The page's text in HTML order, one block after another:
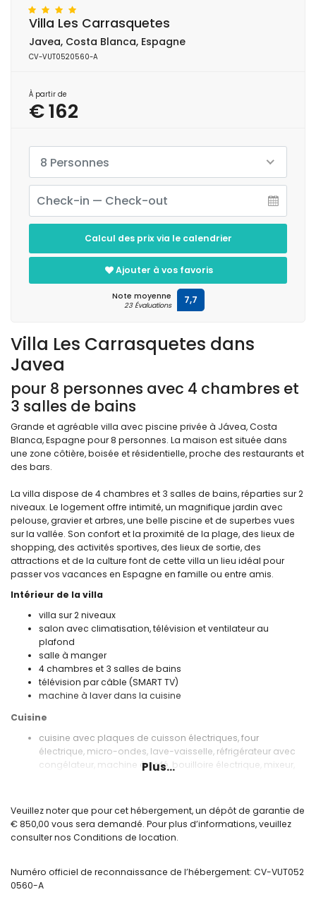
Villa Les Carrasquetes dans
Javea
pour 8 personnes avec 4 chambres et
3 salles de bains
Grande et agréable villa avec piscine privée à Jávea, Costa
Blanca, Espagne pour 8 personnes. La maison est située dans
une zone côtière, boisée et résidentielle, proche des restaurants et
des bars.
La villa dispose de 4 chambres et 3 salles de bains, réparties sur 2
niveaux. Le logement offre intimité, un magnifique jardin avec
pelouse, gravier et arbres, une belle piscine et de superbes vues
sur la vallée. Son confort et la proximité de la plage, des lieux de
shopping, des activités sportives, des lieux de sortie, des
attractions et de la culture font de cette villa un lieu idéal pour
passer vos vacances en Espagne en famille ou entre amis.
Intérieur de la villa
villa sur 2 niveaux
salon avec climatisation, télévision et ventilateur au
plafond
salle à manger
4 chambres et 3 salles de bains
télévision par câble (SMART TV)
machine à laver dans la cuisine
Cuisine
cuisine avec plaques de cuisson électriques, four
électrique, micro-ondes, lave-vaisselle, réfrigérateur avec
congélateur, machine à café, bouilloire électrique, mixeur,
chambre avec lit queen-size (mesurant 200 par 160cm),
ventilateur et salle de bains en suite
chambre avec 2 lits simples (mesurant 200 par 90cm) et
ventilateur
Plus...
Veuillez noter que pour cet hébergement, un dépôt de garantie de
€ 850,00 vous sera demandé. Pour plus d’informations, veuillez
consulter nos Conditions de location.
Numéro officiel de reconnaissance de l’hébergement: CV-VUT052
0560-A
Villa Les Carrasquetes
Javea, Costa Blanca, Espagne
CV-VUT0520560-A
À partir de
€ 162
8 Personnes
Calcul des prix via le calendrier
Ajouter à vos favoris
Note moyenne
23 Évaluations 7,7